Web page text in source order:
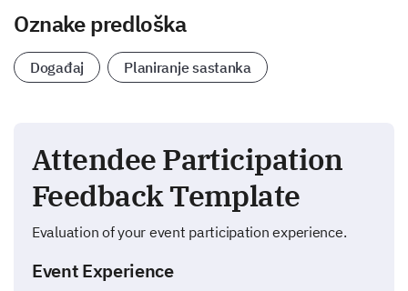
Oznake predloška
Događaj Planiranje sastanka
Attendee Participation
Feedback Template
Evaluation of your event participation experience.
Event Experience